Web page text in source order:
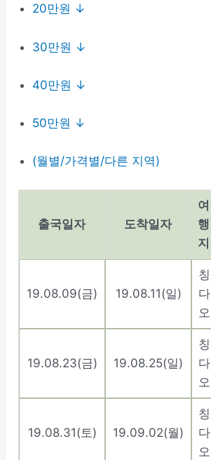
20만원 ↓
30만원 ↓
40만원 ↓
50만원 ↓
(월별/가격별/다른 지역)
출국일자 도착일자
여
행
지
19.08.09(금) 19.08.11(일)
칭
다
오
19.08.23(금) 19.08.25(일)
칭
다
오
19.08.31(토) 19.09.02(월)
칭
다
오